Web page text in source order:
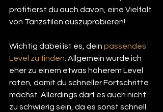
profitierst du auch davon, eine Vielfalt
von Tanzstilen auszuprobieren!
Wichtig dabei ist es, dein passendes
Level zu finden. Allgemein würde ich
eher zu einem etwas höherem Level
raten, damit du schneller Fortschritte
machst. Allerdings darf es auch nicht
zu schwierig sein, da es sonst schnell